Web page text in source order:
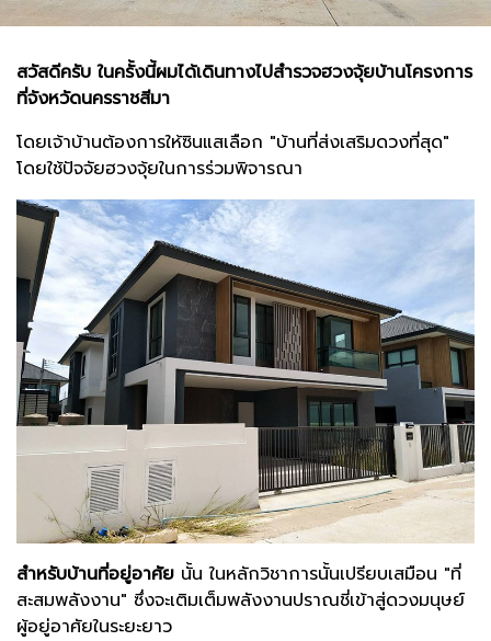
สวัสดีครับ ในครั้งนี้ผมได้เดินทางไปสำรวจฮวงจุ้ยบ้านโครงการ
ที่จังหวัดนครราชสีมา
โดยเจ้าบ้านต้องการให้ซินแสเลือก "บ้านที่ส่งเสริมดวงที่สุด"
โดยใช้ปัจจัยฮวงจุ้ยในการร่วมพิจารณา
สำหรับบ้านที่อยู่อาศัย นั้น ในหลักวิชาการนั้นเปรียบเสมือน "ที่
สะสมพลังงาน" ซึ่งจะเติมเต็มพลังงานปราณชี่เข้าสู่ดวงมนุษย์
ผู้อยู่อาศัยในระยะยาว